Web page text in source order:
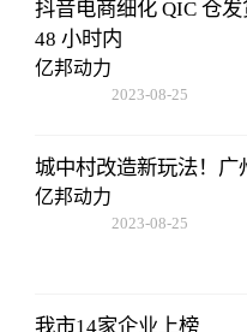
抖音电商细化 QIC 仓
48 小时内
亿邦动力
2023-08-25
城中村改造新玩法！广
亿邦动力
2023-08-25
我市14家企业上榜